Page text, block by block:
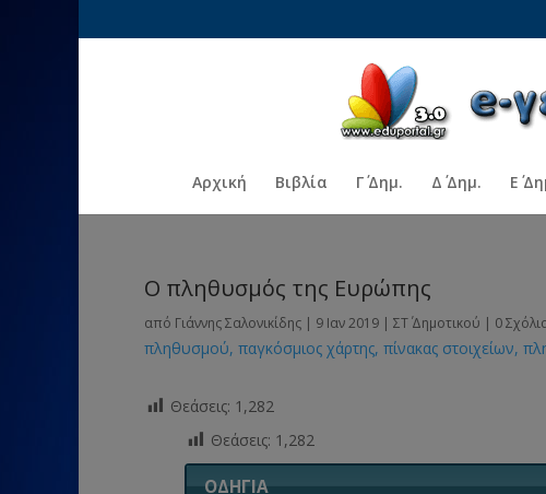
Αρχική Βιβλία Γ΄ Δημ. Δ΄ Δημ. Ε΄
Ο πληθυσμός της Ευρώπης
από Γιάννης Σαλονικίδης | 9 Ιαν 2019 | ΣΤ΄ Δημοτικού | 0
πληθυσμού παγκόσμιος χάρτης πίνακας στοιχείων
Θεάσεις: 1,282
Θεάσεις: 1,282
ΟΔΗΓΙΑ